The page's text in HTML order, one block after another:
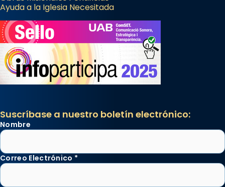
Ayuda a la Iglesia Necesitada
Suscríbase a nuestro boletín electrónico:
Nombre
Correo Electrónico *